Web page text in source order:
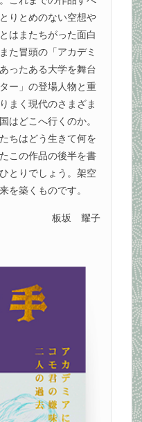
りとめのない空想や
はまたちがった面白
た冒頭の「アカデミ
ったある大学を舞台
ー」の登場人物と重
まく現代のさまざま
はどこへ行くのか。
ちはどう生きて何を
この作品の後半を書
とりでしょう。架空
を築くものです。
板坂 耀子